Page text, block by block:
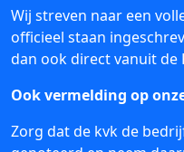
Wij streven naar een
officieel staan
dan ook direct vanuit de
Ook vermelding op
Zorg dat de kvk de